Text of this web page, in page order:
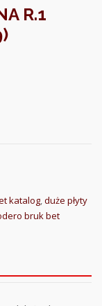
R.1
katalog,duże płyty
bruk bet